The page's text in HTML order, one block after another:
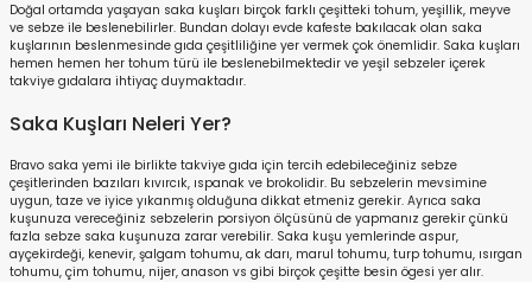
Doğal ortamda yaşayan saka kuşları birçok farklı çeşitteki tohum, yeşillik, meyve
ve sebze ile beslenebilirler. Bundan dolayı evde kafeste bakılacak olan saka
kuşlarının beslenmesinde gıda çeşitliliğine yer vermek çok önemlidir. Saka kuşları
hemen hemen her tohum türü ile beslenebilmektedir ve yeşil sebzeler içerek
takviye gıdalara ihtiyaç duymaktadır.
Saka Kuşları Neleri Yer?
Bravo saka yemi ile birlikte takviye gıda için tercih edebileceğiniz sebze
çeşitlerinden bazıları kıvırcık, ıspanak ve brokolidir. Bu sebzelerin mevsimine
uygun, taze ve iyice yıkanmış olduğuna dikkat etmeniz gerekir. Ayrıca saka
kuşunuza vereceğiniz sebzelerin porsiyon ölçüsünü de yapmanız gerekir çünkü
fazla sebze saka kuşunuza zarar verebilir. Saka kuşu yemlerinde aspur,
ayçekirdeği, kenevir, şalgam tohumu, ak darı, marul tohumu, turp tohumu, ısırgan
tohumu, çim tohumu, nijer, anason vs gibi birçok çeşitte besin ögesi yer alır.